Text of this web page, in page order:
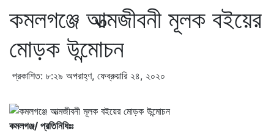
কমলগঞ্জে আত্মজীবনী মূলক বইয়ের
মোড়ক উন্মোচন
প্রকাশিত: ৮:২৯ অপরাহ্ণ, ফেব্রুয়ারি ২৪, ২০২০
কমলগঞ্জ/ প্রতিনিধিঃঃ